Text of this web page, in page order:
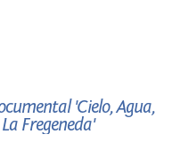
'Cielo, Agua,
Fregeneda'